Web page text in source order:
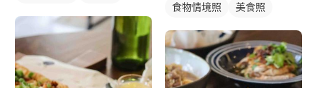
食物情境照 美食照